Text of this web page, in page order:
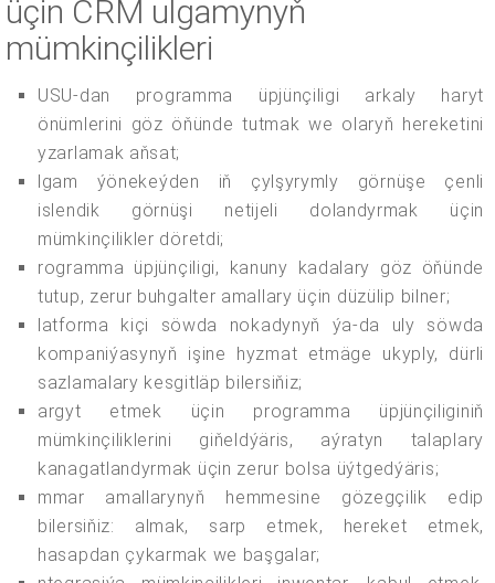
üçin CRM ulgamynyň
mümkinçilikleri
USU-dan programma üpjünçiligi arkaly haryt
önümlerini göz öňünde tutmak we olaryň hereketini
yzarlamak aňsat;
lgam ýönekeýden iň çylşyrymly görnüşe çenli
islendik görnüşi netijeli dolandyrmak üçin
mümkinçilikler döretdi;
rogramma üpjünçiligi, kanuny kadalary göz öňünde
tutup, zerur buhgalter amallary üçin düzülip bilner;
latforma kiçi söwda nokadynyň ýa-da uly söwda
kompaniýasynyň işine hyzmat etmäge ukyply, dürli
sazlamalary kesgitläp bilersiňiz;
argyt etmek üçin programma üpjünçiliginiň
mümkinçiliklerini giňeldýäris, aýratyn talaplary
kanagatlandyrmak üçin zerur bolsa üýtgedýäris;
mmar amallarynyň hemmesine gözegçilik edip
bilersiňiz: almak, sarp etmek, hereket etmek,
hasapdan çykarmak we başgalar;